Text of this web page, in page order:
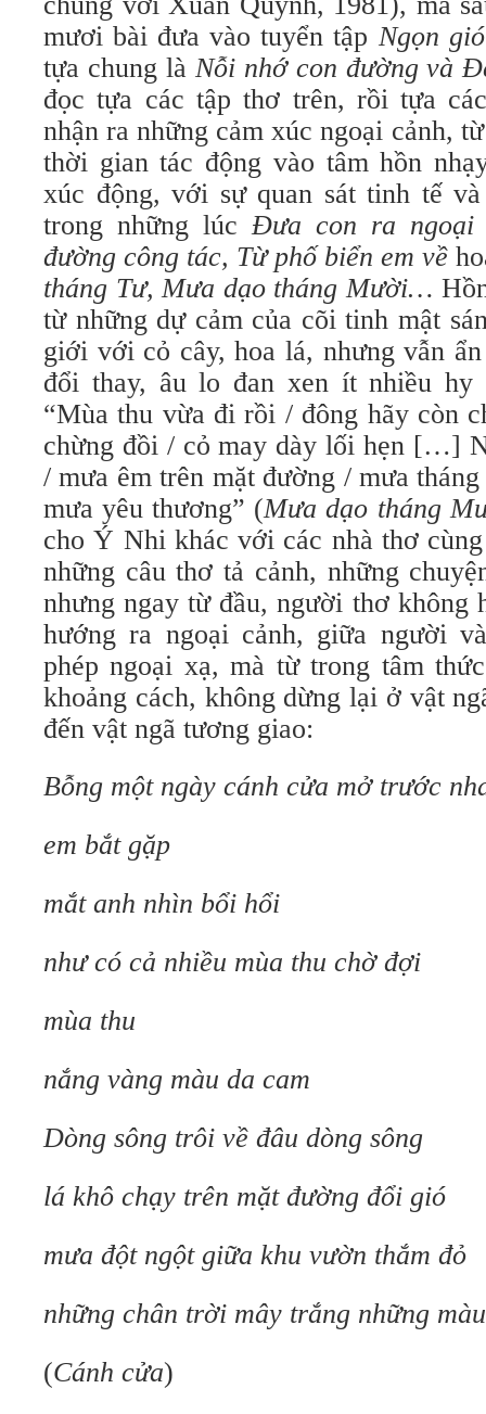
mươi bài đưa vào tuyển tập Ngọn
tựa chung là Nỗi nhớ con đường và
đọc tựa các tập thơ trên, rồi tựa
nhận ra những cảm xúc ngoại cảnh,
thời gian tác động vào tâm hồn
xúc động, với sự quan sát tinh tế
trong những lúc Đưa con ra ngoại
đường công tác, Từ phố biển em về
tháng Tư, Mưa dạo tháng Mười…
từ những dự cảm của cõi tinh mật
giới với cỏ cây, hoa lá, nhưng vẫn
đổi thay, âu lo đan xen ít nhiều hy
“Mùa thu vừa đi rồi / đông hãy còn
chừng đồi / cỏ may dày lối hẹn […]
/ mưa êm trên mặt đường / mưa
mưa yêu thương” (Mưa dạo tháng
cho Ý Nhi khác với các nhà thơ
những câu thơ tả cảnh, những
nhưng ngay từ đầu, người thơ không
hướng ra ngoại cảnh, giữa người
phép ngoại xạ, mà từ trong tâm
khoảng cách, không dừng lại ở vật
đến vật ngã tương giao:
Bỗng một ngày cánh cửa mở trước
em bắt gặp
mắt anh nhìn bổi hổi
như có cả nhiều mùa thu chờ đợi
mùa thu
nắng vàng màu da cam
Dòng sông trôi về đâu dòng sông
lá khô chạy trên mặt đường đổi gió
mưa đột ngột giữa khu vườn thắm đỏ
những chân trời mây trắng những
(Cánh cửa)